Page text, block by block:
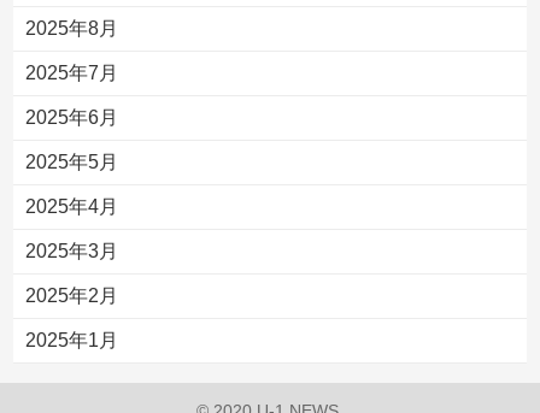
2025年8月
2025年7月
2025年6月
2025年5月
2025年4月
2025年3月
2025年2月
2025年1月